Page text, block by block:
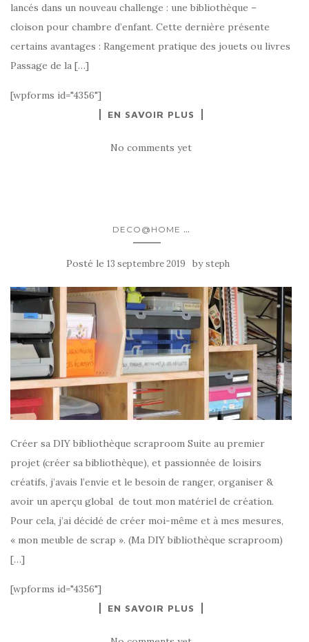
lancés dans un nouveau challenge : une bibliothèque –
cloison pour chambre d’enfant. Cette dernière présente
certains avantages : Rangement pratique des jouets ou livres
Passage de la […]
[wpforms id="4356"]
EN SAVOIR PLUS
No comments yet
DECO@HOME ...
Posté le 13 septembre 2019 bysteph
Créer sa DIY bibliothèque scraproom Suite au premier
projet (créer sa bibliothèque), et passionnée de loisirs
créatifs, j’avais l’envie et le besoin de ranger, organiser &
avoir un aperçu global de tout mon matériel de création.
Pour cela, j’ai décidé de créer moi-même et à mes mesures,
« mon meuble de scrap ». (Ma DIY bibliothèque scraproom)
[…]
[wpforms id="4356"]
EN SAVOIR PLUS